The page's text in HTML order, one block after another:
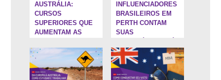
AUSTRÁLIA:
CURSOS
SUPERIORES QUE
AUMENTAM AS
EMPREGO
INFLUENCIADORES
BRASILEIROS EM
PERTH CONTAM
SUAS
A AUSTRÁLIA
1:19:0''